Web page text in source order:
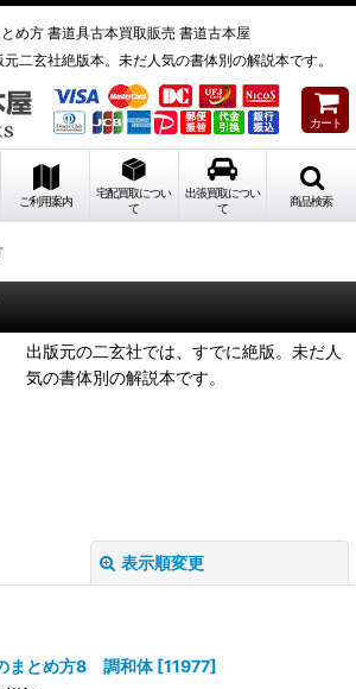
め方 書道具古本買取販売 書道古本屋
二玄社絶版本。未だ人気の書体別の解説本です。
カート
ご利用案内
宅配買取につい
て
出張買取につい
て
商品検索
出版元の二玄社では、すでに絶版。未だ人
気の書体別の解説本です。
表示順変更
まとめ方8 調和体 [11977]